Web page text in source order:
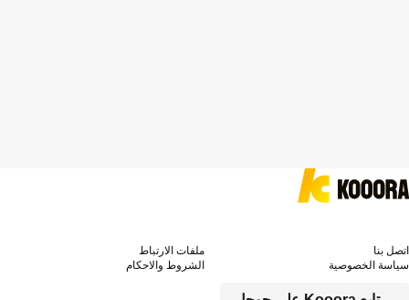
اتصل بنا
ملفات الارتباط
سياسة الخصوصية
الشروط والاحكام